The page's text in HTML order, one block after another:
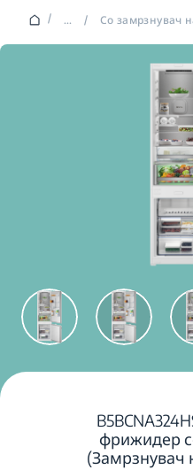
/ ... / Со замрзнувач
фрижидер
(Замрзнувач